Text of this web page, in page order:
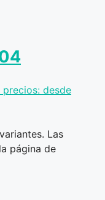
precios: desde
Las
página de